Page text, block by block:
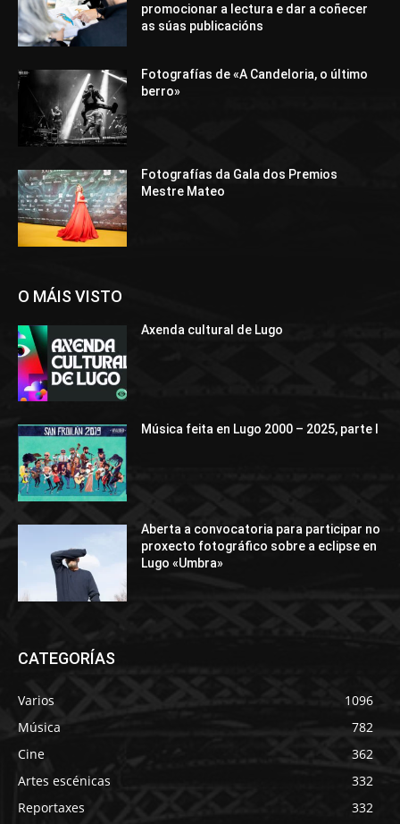
promocionar a lectura e dar a coñecer
as súas publicacións
Fotografías de «A Candeloria, o último
berro»
Fotografías da Gala dos Premios
Mestre Mateo
O MÁIS VISTO
Axenda cultural de Lugo
Música feita en Lugo 2000 – 2025, parte I
Aberta a convocatoria para participar no
proxecto fotográfico sobre a eclipse en
Lugo «Umbra»
CATEGORÍAS
Varios
1096
Música
782
Cine
362
Artes escénicas
332
Reportaxes
332